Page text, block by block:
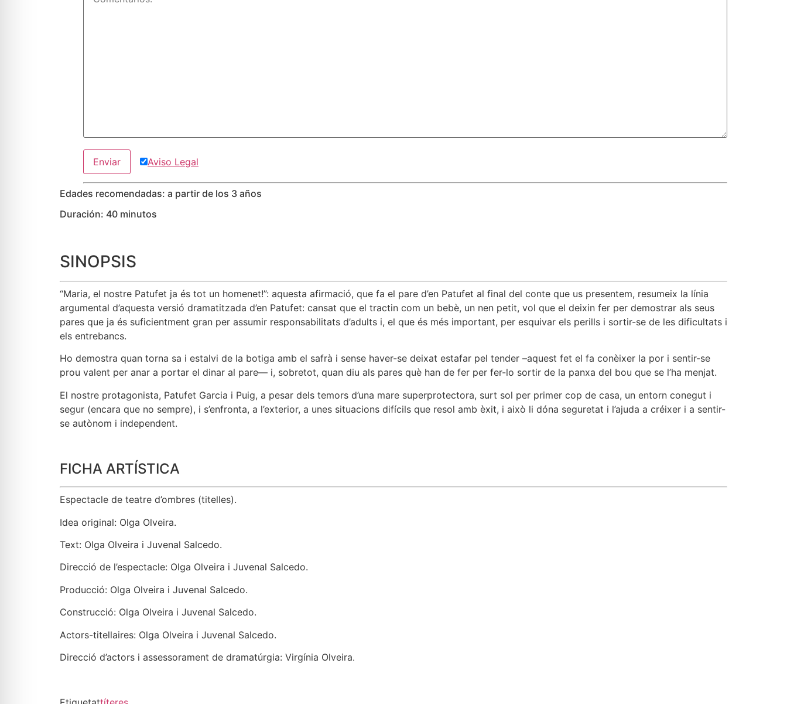
Aviso Legal
Edades recomendadas: a partir de los 3 años
Duración: 40 minutos
SINOPSIS
“Maria, el nostre Patufet ja és tot un homenet!”: aquesta afirmació, que fa el pare d’en Patufet al final del conte que us presentem, resumeix la línia
argumental d’aquesta versió dramatitzada d’en Patufet: cansat que el tractin com un bebè, un nen petit, vol que el deixin fer per demostrar als seus
pares que ja és suficientment gran per assumir responsabilitats d’adults i, el que és més important, per esquivar els perills i sortir-se de les dificultats i
els entrebancs.
Ho demostra quan torna sa i estalvi de la botiga amb el safrà i sense haver-se deixat estafar pel tender –aquest fet el fa conèixer la por i sentir-se
prou valent per anar a portar el dinar al pare— i, sobretot, quan diu als pares què han de fer per fer-lo sortir de la panxa del bou que se l’ha menjat.
El nostre protagonista, Patufet Garcia i Puig, a pesar dels temors d’una mare superprotectora, surt sol per primer cop de casa, un entorn conegut i
segur (encara que no sempre), i s’enfronta, a l’exterior, a unes situacions difícils que resol amb èxit, i això li dóna seguretat i l’ajuda a créixer i a sentir-
se autònom i independent.
FICHA ARTÍSTICA
Espectacle de teatre d’ombres (titelles).
Idea original: Olga Olveira.
Text: Olga Olveira i Juvenal Salcedo.
Direcció de l’espectacle: Olga Olveira i Juvenal Salcedo.
Producció: Olga Olveira i Juvenal Salcedo.
Construcció: Olga Olveira i Juvenal Salcedo.
Actors-titellaires: Olga Olveira i Juvenal Salcedo.
Direcció d’actors i assessorament de dramatúrgia: Virgínia Olveira.